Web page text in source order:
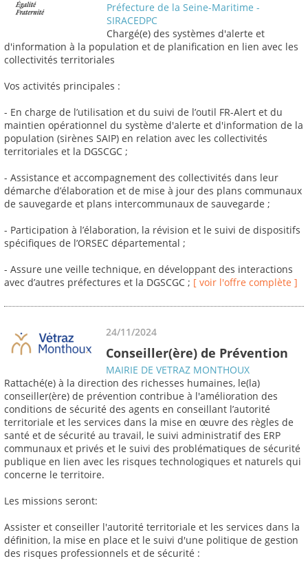
Préfecture de la Seine-Maritime -
SIRACEDPC
Chargé(e) des systèmes d'alerte et
d'information à la population et de planification en lien avec les
collectivités territoriales
Vos activités principales :
- En charge de l’utilisation et du suivi de l’outil FR-Alert et du
maintien opérationnel du système d'alerte et d'information de la
population (sirènes SAIP) en relation avec les collectivités
territoriales et la DGSCGC ;
- Assistance et accompagnement des collectivités dans leur
démarche d’élaboration et de mise à jour des plans communaux
de sauvegarde et plans intercommunaux de sauvegarde ;
- Participation à l’élaboration, la révision et le suivi de dispositifs
spécifiques de l’ORSEC départemental ;
- Assure une veille technique, en développant des interactions
avec d’autres préfectures et la DGSCGC ; [ voir l'offre complète ]
24/11/2024
Conseiller(ère) de Prévention
MAIRIE DE VETRAZ MONTHOUX
Rattaché(e) à la direction des richesses humaines, le(la)
conseiller(ère) de prévention contribue à l'amélioration des
conditions de sécurité des agents en conseillant l’autorité
territoriale et les services dans la mise en œuvre des règles de
santé et de sécurité au travail, le suivi administratif des ERP
communaux et privés et le suivi des problématiques de sécurité
publique en lien avec les risques technologiques et naturels qui
concerne le territoire.
Les missions seront:
Assister et conseiller l'autorité territoriale et les services dans la
définition, la mise en place et le suivi d'une politique de gestion
des risques professionnels et de sécurité :